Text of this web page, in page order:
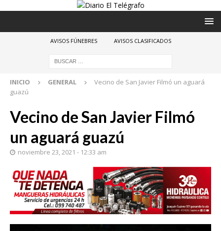
AVISOS FÚNEBRES AVISOS CLASIFICADOS
INICIO GENERAL
Vecino de San Javier Filmó un aguará
guazú
Vecino de San Javier Filmó
un aguará guazú
noviembre 23, 2021 - 12:33 am